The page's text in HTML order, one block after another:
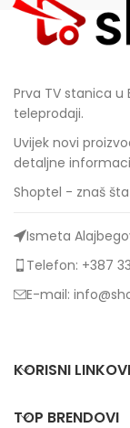
Prva TV stanica u
teleprodaji.
Uvijek novi
detaljne
Shoptel - znaš
Ismeta
Telefon: +387
E-mail:
KORISNI LINKOVI
TOP BRENDOVI